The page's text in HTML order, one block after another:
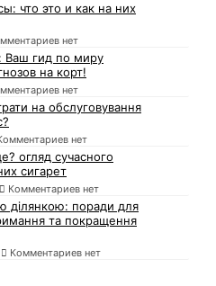
что это и как на них
нет
Ваш гид по миру
на корт!
нет
на обслуговування
нет
огляд сучасного
сигарет
Комментариев нет
ділянкою: поради для
та покращення
Комментариев нет